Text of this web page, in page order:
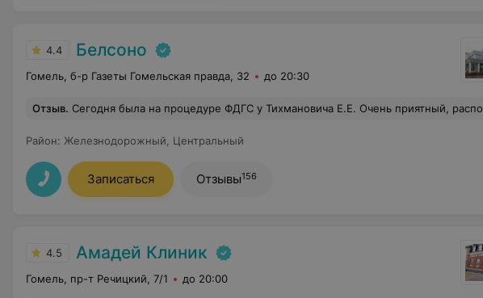
4.4 Белсоно
Гомель, б-р Газеты Гомельская правда, 32 до 20:30
Отзыв. Сегодня была на процедуре ФДГС у Тихмановича Е.Е. Очень приятный, располагающий к себе доктор с первых минут общения) В процессе процедуры подбадривает и все комментирует. Несмотря на мой страх все прошло быстро, четко и безболезненно. Получила ответы на все вопросы. Миллион благодарностей за вашу оказанную высококвалифицированную помощь
Район: Железнодорожный Центральный
Записаться Отзывы156
4.5 Амадей Клиник
Гомель, пр-т Речицкий, 7/1 до 20:00